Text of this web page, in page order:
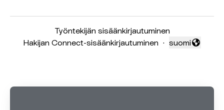
Työntekijän sisäänkirjautuminen
Hakijan Connect-sisäänkirjautuminen ·
Vaihda kieli
suomi